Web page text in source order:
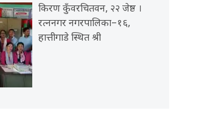
किरण कुँवरचितवन, २२ जेष्ठ ।
रत्ननगर नगरपालिका–१६,
हात्तीगाडे स्थित श्री